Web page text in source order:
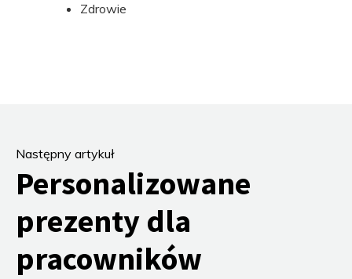
Zdrowie
Następny artykuł
Personalizowane
prezenty dla
pracowników